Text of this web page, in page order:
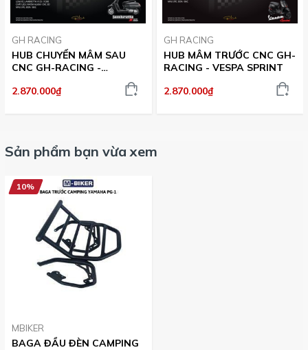
GH RACING
HUB CHUYỂN MÂM SAU
CNC GH-RACING -
2.870.000₫
GH RACING
HUB MÂM TRƯỚC CNC GH-
RACING - VESPA SPRINT
2.870.000₫
Sản phẩm bạn vừa xem
10%
MBIKER
BAGA ĐẦU ĐÈN CAMPING